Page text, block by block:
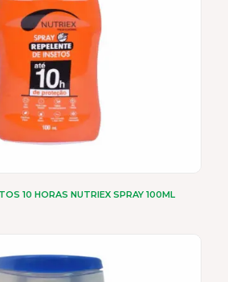
10 HORAS NUTRIEX SPRAY 100ML